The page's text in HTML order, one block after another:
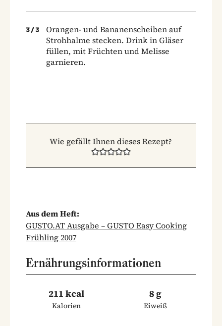
3 / 3
Orangen- und Bananenscheiben auf
Strohhalme stecken. Drink in Gläser
füllen, mit Früchten und Melisse
garnieren.
Wie gefällt Ihnen dieses Rezept?
Aus dem Heft:
GUSTO.AT Ausgabe – GUSTO Easy Cooking
Frühling 2007
Ernährungsinformationen
211 kcal
Kalorien
8 g
Eiweiß